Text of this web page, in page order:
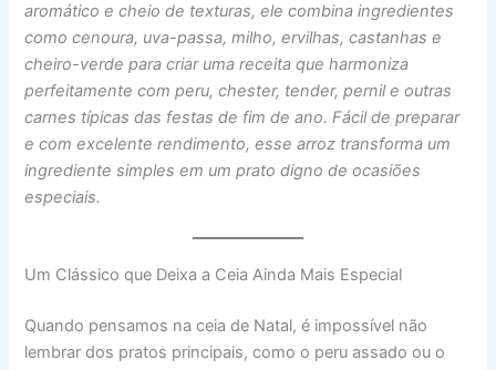
aromático e cheio de texturas, ele combina ingredientes
como cenoura, uva-passa, milho, ervilhas, castanhas e
cheiro-verde para criar uma receita que harmoniza
perfeitamente com peru, chester, tender, pernil e outras
carnes típicas das festas de fim de ano. Fácil de preparar
e com excelente rendimento, esse arroz transforma um
ingrediente simples em um prato digno de ocasiões
especiais.
Um Clássico que Deixa a Ceia Ainda Mais Especial
Quando pensamos na ceia de Natal, é impossível não
lembrar dos pratos principais, como o peru assado ou o